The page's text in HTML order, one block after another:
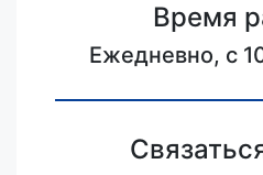
Время
Ежедневно, с